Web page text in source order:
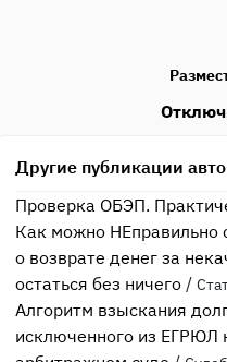
Другие публикации
Проверка ОБЭП.
Как можно НЕправильно
о возврате денег за
остаться без ничего /
Алгоритм взыскания
исключенного из ЕГРЮЛ